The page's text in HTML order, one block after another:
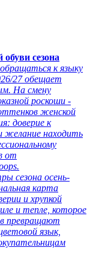
сезона
к языку
27 обещает
На смену
роскоши -
женской
доверие к
желание находить
от
сезона осень-
карта
и хрупкой
и тепле, которое
превращают
язык,